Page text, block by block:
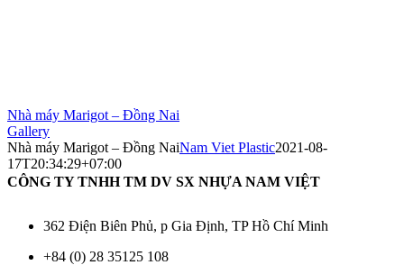
Nhà máy Marigot – Đồng Nai
Gallery
Nhà máy Marigot – Đồng NaiNam Viet Plastic2021-08-
17T20:34:29+07:00
CÔNG TY TNHH TM DV SX NHỰA NAM VIỆT
362 Điện Biên Phủ, p Gia Định, TP Hồ Chí Minh
+84 (0) 28 35125 108